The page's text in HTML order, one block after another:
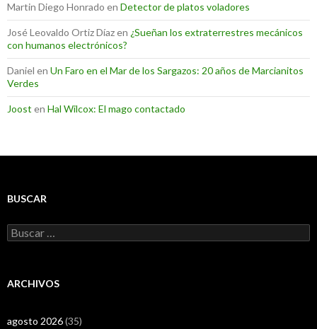
Martin Diego Honrado en Detector de platos voladores
José Leovaldo Ortiz Díazen ¿Sueñan los extraterrestres mecánicos
con humanos electrónicos?
Daniel en Un Faro en el Mar de los Sargazos: 20 años de Marcianitos
Verdes
Joost en Hal Wilcox: El mago contactado
BUSCAR
Buscar:
ARCHIVOS
agosto 2026(35)